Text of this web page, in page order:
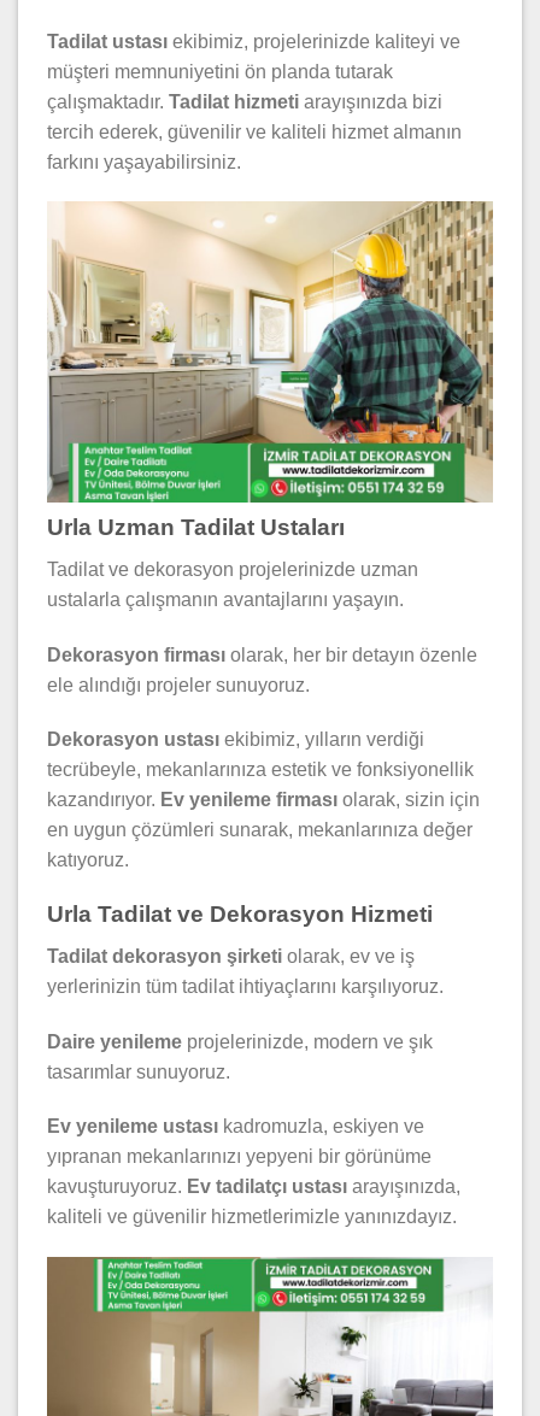
Tadilat ustası ekibimiz, projelerinizde kaliteyi ve
müşteri memnuniyetini ön planda tutarak
çalışmaktadır. Tadilat hizmeti arayışınızda bizi
tercih ederek, güvenilir ve kaliteli hizmet almanın
farkını yaşayabilirsiniz.
Urla Uzman Tadilat Ustaları
Tadilat ve dekorasyon projelerinizde uzman
ustalarla çalışmanın avantajlarını yaşayın.
Dekorasyon firması olarak, her bir detayın özenle
ele alındığı projeler sunuyoruz.
Dekorasyon ustası ekibimiz, yılların verdiği
tecrübeyle, mekanlarınıza estetik ve fonksiyonellik
kazandırıyor. Ev yenileme firması olarak, sizin için
en uygun çözümleri sunarak, mekanlarınıza değer
katıyoruz.
Urla Tadilat ve Dekorasyon Hizmeti
Tadilat dekorasyon şirketi olarak, ev ve iş
yerlerinizin tüm tadilat ihtiyaçlarını karşılıyoruz.
Daire yenileme projelerinizde, modern ve şık
tasarımlar sunuyoruz.
Ev yenileme ustası kadromuzla, eskiyen ve
yıpranan mekanlarınızı yepyeni bir görünüme
kavuşturuyoruz. Ev tadilatçı ustası arayışınızda,
kaliteli ve güvenilir hizmetlerimizle yanınızdayız.